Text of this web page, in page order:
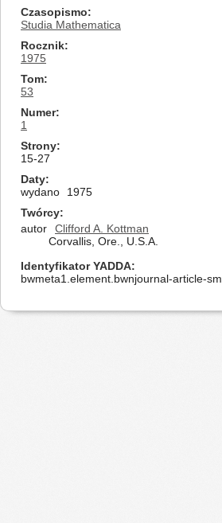
Czasopismo
Studia Mathematica
Rocznik
1975
Tom
53
Numer
1
Strony
15-27
Daty
wydano
1975
Twórcy
autor
Clifford A. Kottman
Corvallis, Ore., U.S.A.
Identyfikator YADDA
bwmeta1.element.bwnjournal-article-